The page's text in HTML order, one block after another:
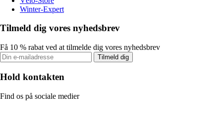
Winter-Expert
Tilmeld dig vores nyhedsbrev
Få 10 % rabat ved at tilmelde dig vores nyhedsbrev
Tilmeld dig
Hold kontakten
Find os på sociale medier